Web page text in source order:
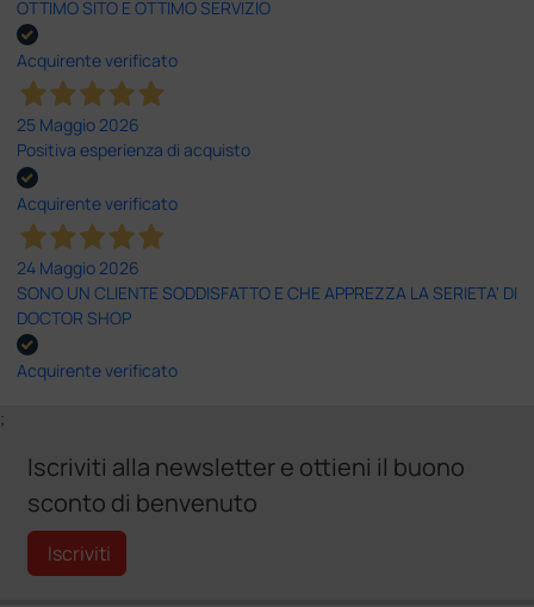
OTTIMO SITO E OTTIMO SERVIZIO
Acquirente verificato
25 Maggio 2026
Positiva esperienza di acquisto
Acquirente verificato
24 Maggio 2026
SONO UN CLIENTE SODDISFATTO E CHE APPREZZA LA SERIETA' DI
DOCTOR SHOP
Acquirente verificato
;
Iscriviti alla newsletter e ottieni il buono
sconto di benvenuto
Iscriviti